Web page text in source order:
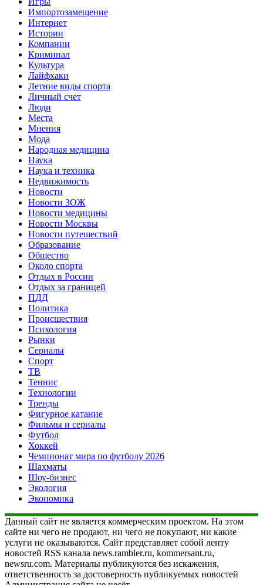
Импортозамещение
Интернет
Истории
Компании
Криминал
Культура
Лайфхаки
Летние виды спорта
Личный счет
Люди
Места
Мнения
Мода
Народная медицина
Наука
Наука и техника
Недвижимость
Новости
Новости ЗОЖ
Новости медицины
Новости Москвы
Новости путешествий
Образование
Общество
Около спорта
Отдых в России
Отдых за границей
ПДД
Политика
Происшествия
Психология
Рынки
Сериалы
Спорт
ТВ
Теннис
Технологии
Тренды
Фигурное катание
Фильмы и сериалы
Футбол
Хоккей
Чемпионат мира по футболу 2026
Шахматы
Шоу-бизнес
Экология
Экономика
Данный сайт не является коммерческим проектом. На этом
сайте ни чего не продают, ни чего не покупают, ни какие
услуги не оказываются. Сайт представляет собой ленту
новостей RSS канала news.rambler.ru, kommersant.ru,
newsru.com. Материалы публикуются без искажения,
ответственность за достоверность публикуемых новостей